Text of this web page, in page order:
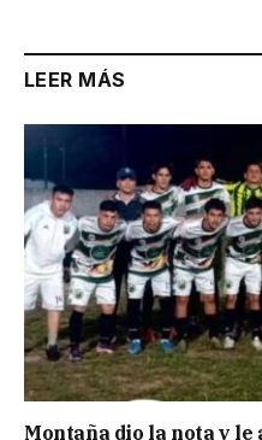
LEER MÁS
Montaña dio la nota y